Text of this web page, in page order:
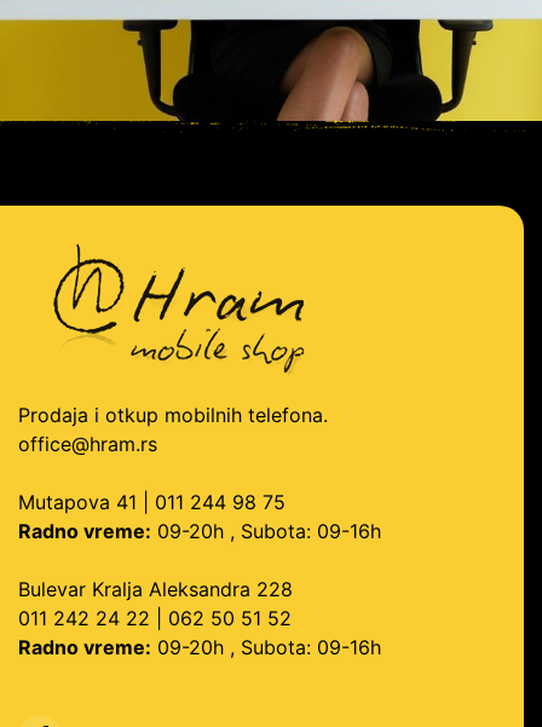
Prodaja i otkup mobilnih telefona.
office@hram.rs
Mutapova 41 | 011 244 98 75
Radno vreme: 09-20h , Subota: 09-16h
Bulevar Kralja Aleksandra 228
011 242 24 22 | 062 50 51 52
Radno vreme: 09-20h , Subota: 09-16h